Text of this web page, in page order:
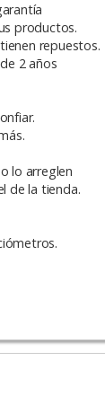
productos.
repuestos.
2 años
lo arreglen
de la tienda.